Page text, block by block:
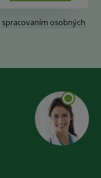
spracovaním osobných